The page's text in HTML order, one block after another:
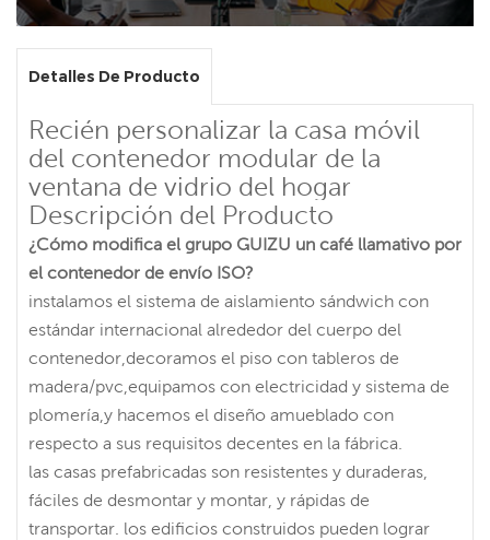
Detalles De Producto
Recién personalizar la casa móvil
del contenedor modular de la
ventana de vidrio del hogar
Descripción del Producto
¿Cómo modifica el grupo GUIZU un café llamativo por
el contenedor de envío ISO?
instalamos el sistema de aislamiento sándwich con
estándar internacional alrededor del cuerpo del
contenedor,decoramos el piso con tableros de
madera/pvc,equipamos con electricidad y sistema de
plomería,y hacemos el diseño amueblado con
respecto a sus requisitos decentes en la fábrica.
las casas prefabricadas son resistentes y duraderas,
fáciles de desmontar y montar, y rápidas de
transportar. los edificios construidos pueden lograr